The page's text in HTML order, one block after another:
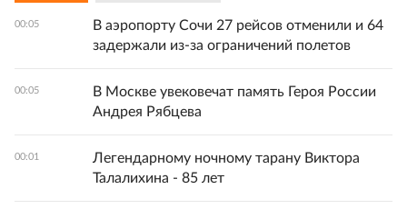
00:05
В аэропорту Сочи 27 рейсов отменили и 64
задержали из-за ограничений полетов
00:05
В Москве увековечат память Героя России
Андрея Рябцева
00:01
Легендарному ночному тарану Виктора
Талалихина - 85 лет